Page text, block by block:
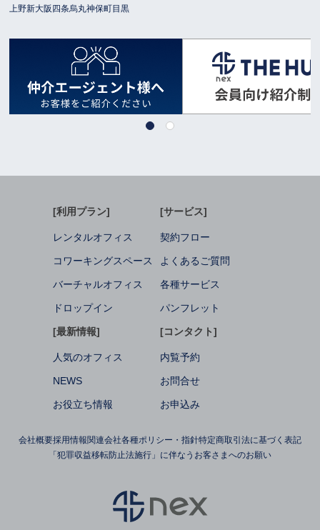
上野新大阪 四条烏丸神保町目黒
[利用プラン]
レンタルオフィス
コワーキングスペース
バーチャルオフィス
ドロップイン
[サービス]
契約フロー
よくあるご質問
各種サービス
パンフレット
[最新情報]
人気のオフィス
NEWS
お役立ち情報
[コンタクト]
内覧予約
お問合せ
お申込み
会社概要採用情報関連会社各種ポリシー・指針特定商取引法に基づく表記
「犯罪収益移転防止法施行」に伴なうお客さまへのお願い